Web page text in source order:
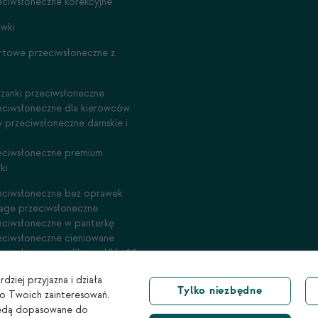
przeciwsłoneczne z
przeciwsłoneczne
dla kierowców
przeciwsłoneczne damskie i
premium
bez oprawek
przeciwsłoneczne
w panterkę
cieniowane
z filtrem UV 400
przyjazna i działa
Twoich zainteresowań.
dopasowane do
Tylko niezbędne